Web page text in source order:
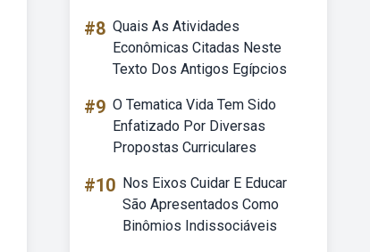
#8 Quais As Atividades
Econômicas Citadas Neste
Texto Dos Antigos Egípcios
#9 O Tematica Vida Tem Sido
Enfatizado Por Diversas
Propostas Curriculares
#10 Nos Eixos Cuidar E Educar
São Apresentados Como
Binômios Indissociáveis